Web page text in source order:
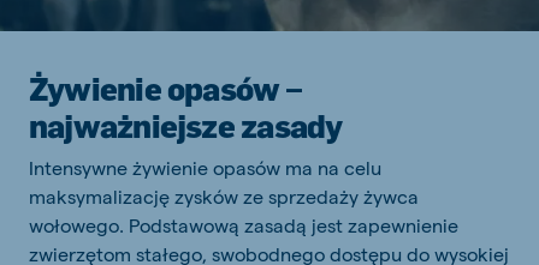
Żywienie opasów –
najważniejsze zasady
Intensywne żywienie opasów ma na celu
maksymalizację zysków ze sprzedaży żywca
wołowego. Podstawową zasadą jest zapewnienie
zwierzętom stałego, swobodnego dostępu do wysokiej